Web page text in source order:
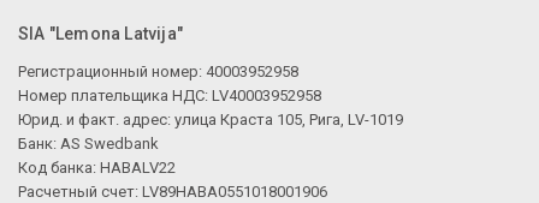
SIA "Lemona Latvija"
Регистрационный номер: 40003952958
Номер плательщика НДС: LV40003952958
Юрид. и факт. адрес: улица Краста 105, Рига, LV-1019
Банк: AS Swedbank
Код банка: HABALV22
Расчетный счет: LV89HABA0551018001906